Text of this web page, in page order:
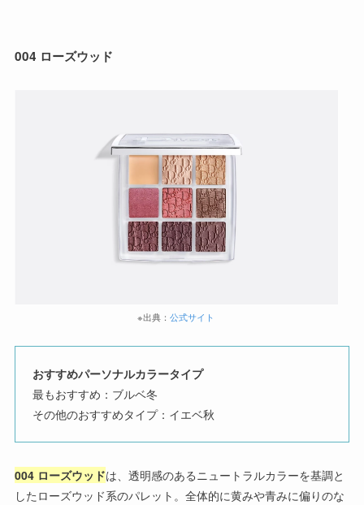
004 ローズウッド
※出典：公式サイト
おすすめパーソナルカラータイプ
最もおすすめ：ブルベ冬
その他のおすすめタイプ：イエベ秋
004 ローズウッドは、透明感のあるニュートラルカラーを基調と
したローズウッド系のパレット。全体的に黄みや青みに偏りのな